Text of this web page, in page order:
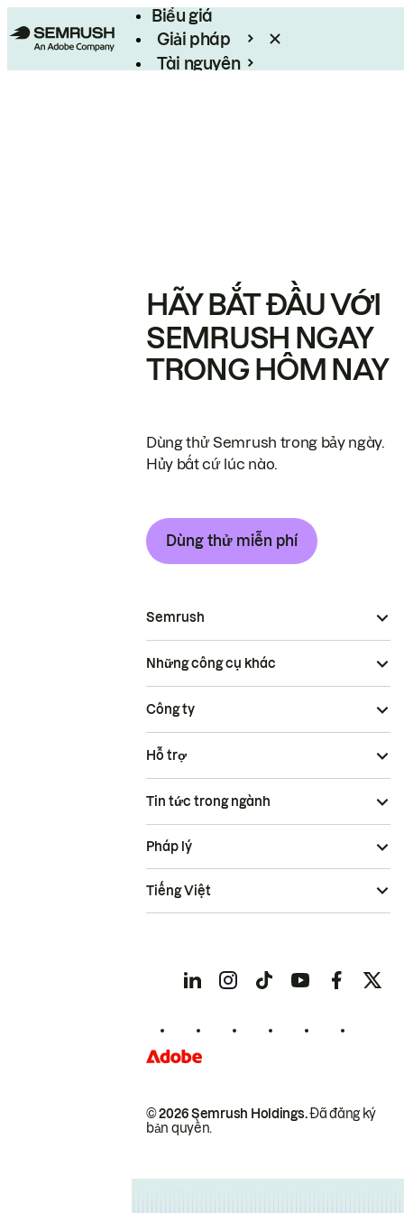
Biểu giá
Giải pháp
Tài nguyên
HÃY BẮT ĐẦU VỚI
SEMRUSH NGAY
TRONG HÔM NAY
Dùng thử Semrush trong bảy ngày.
Hủy bất cứ lúc nào.
Dùng thử miễn phí
Semrush
Những công cụ khác
Công ty
Hỗ trợ
Tin tức trong ngành
© 2026 Semrush Holdings.Đã đăng ký
bản quyền.
Pháp lý
Tiếng Việt